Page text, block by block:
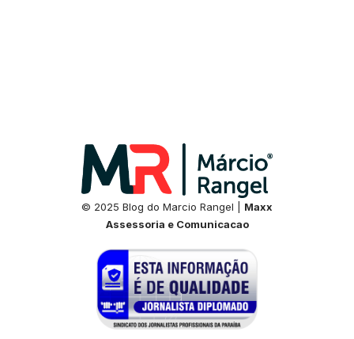
© 2025 Blog do Marcio Rangel | Maxx
Assessoria e Comunicacao